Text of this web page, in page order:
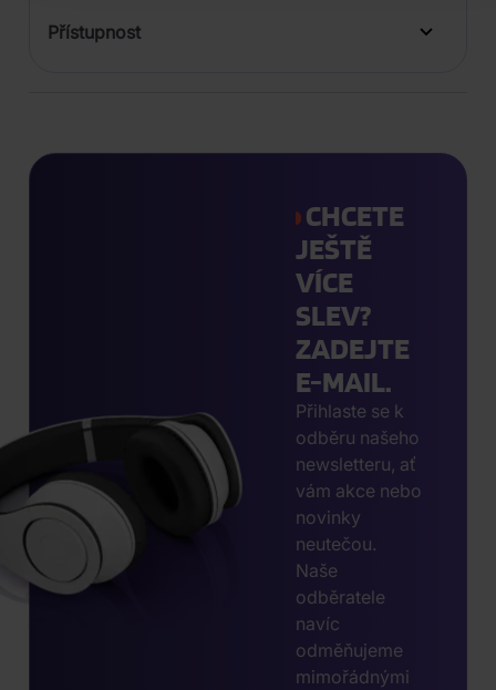
Přístupnost
CHCETE
JEŠTĚ
VÍCE
SLEV?
ZADEJTE
E-MAIL.
Přihlaste se k
odběru našeho
newsletteru, ať
vám akce nebo
novinky
neutečou.
Naše
odběratele
navíc
odměňujeme
mimořádnými